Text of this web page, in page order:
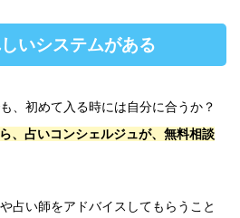
いシステムがある
、初めて入る時には自分に合うか？
、占いコンシェルジュが、無料相談
占い師をアドバイスしてもらうこと